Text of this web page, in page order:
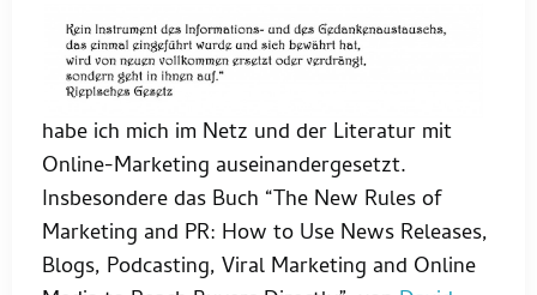
habe ich mich im Netz und der Literatur mit
Online-Marketing auseinandergesetzt.
Insbesondere das Buch “The New Rules of
Marketing and PR: How to Use News Releases,
Blogs, Podcasting, Viral Marketing and Online